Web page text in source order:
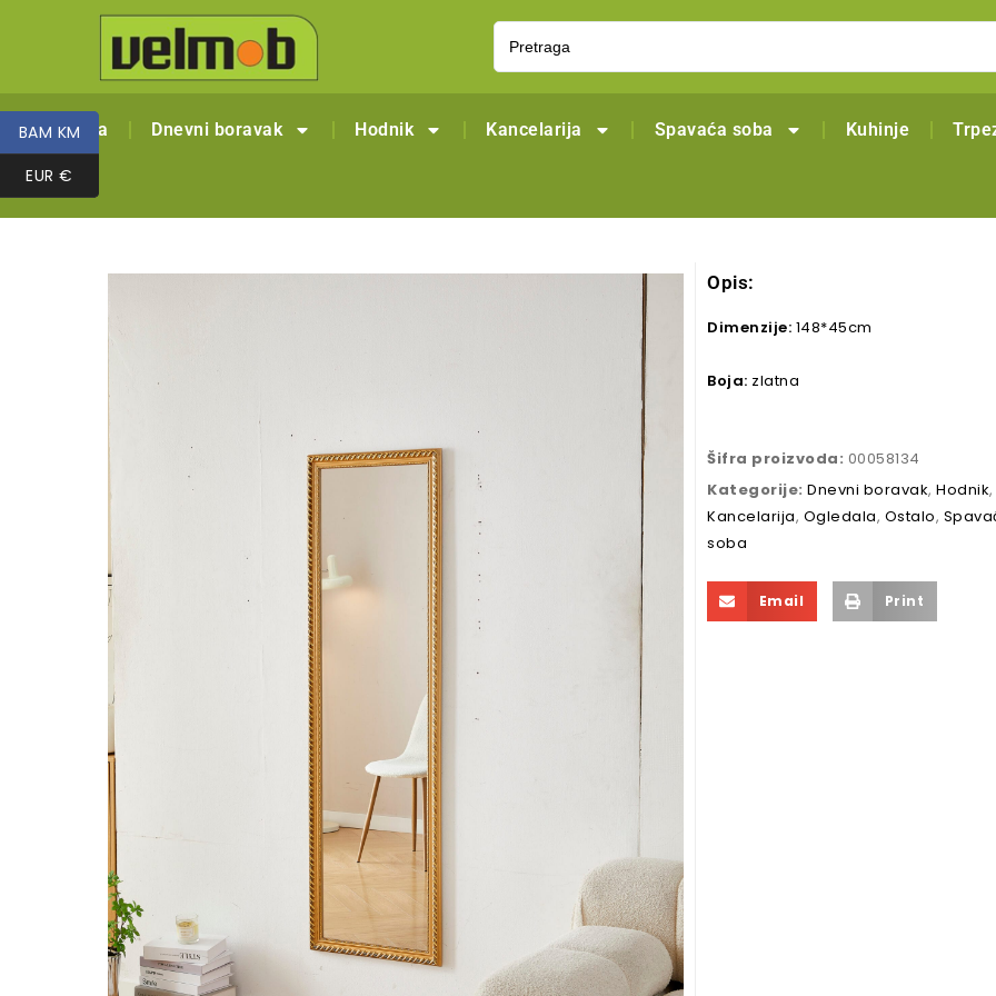
Naslovna Dnevni boravak Hodnik Kancelarija Spavaća soba Kuhinje
Outlet
Opis:
Dimenzije: 148*45cm
Boja: zlatna
Šifra proizvoda: 00058134
Kategorije: Dnevni boravak,Hodnik,
Kancelarija, Ogledala, Ostalo,
soba
Email Print
BAM KM
EUR €
BAM KM
EUR €